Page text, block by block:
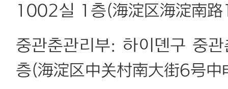
1002실 1층(海淀区海淀南
중관춘관리부: 하이뎬구 중
층(海淀区中关村南大街6号